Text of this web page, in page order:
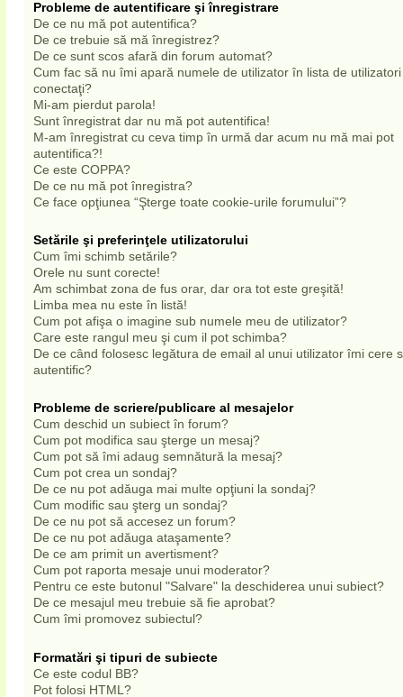
Probleme de autentificare şi înregistrare
De ce nu mă pot autentifica?
De ce trebuie să mă înregistrez?
De ce sunt scos afară din forum automat?
Cum fac să nu îmi apară numele de utilizator în lista de utilizatori
conectaţi?
Mi-am pierdut parola!
Sunt înregistrat dar nu mă pot autentifica!
M-am înregistrat cu ceva timp în urmă dar acum nu mă mai pot
autentifica?!
Ce este COPPA?
De ce nu mă pot înregistra?
Ce face opţiunea “Şterge toate cookie-urile forumului”?
Setările şi preferinţele utilizatorului
Cum îmi schimb setările?
Orele nu sunt corecte!
Am schimbat zona de fus orar, dar ora tot este greşită!
Limba mea nu este în listă!
Cum pot afişa o imagine sub numele meu de utilizator?
Care este rangul meu şi cum il pot schimba?
De ce când folosesc legătura de email al unui utilizator îmi cere
autentific?
Probleme de scriere/publicare al mesajelor
Cum deschid un subiect în forum?
Cum pot modifica sau şterge un mesaj?
Cum pot să îmi adaug semnătură la mesaj?
Cum pot crea un sondaj?
De ce nu pot adăuga mai multe opţiuni la sondaj?
Cum modific sau şterg un sondaj?
De ce nu pot să accesez un forum?
De ce nu pot adăuga ataşamente?
De ce am primit un avertisment?
Cum pot raporta mesaje unui moderator?
Pentru ce este butonul "Salvare" la deschiderea unui subiect?
De ce mesajul meu trebuie să fie aprobat?
Cum îmi promovez subiectul?
Formatări şi tipuri de subiecte
Ce este codul BB?
Pot folosi HTML?